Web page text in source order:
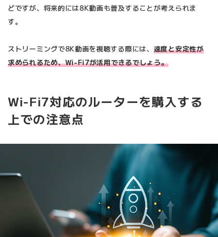
どですが、将来的には8K動画も普及することが考えられま
す。
ストリーミングで8K動画を視聴する際には、 速度と安定性が
求められるため、Wi-Fi7が活用できるでしょう。
Wi-Fi7対応のルーターを購入する
上での注意点